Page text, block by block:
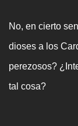
No, en cierto
dioses a los
perezosos?
tal cosa?